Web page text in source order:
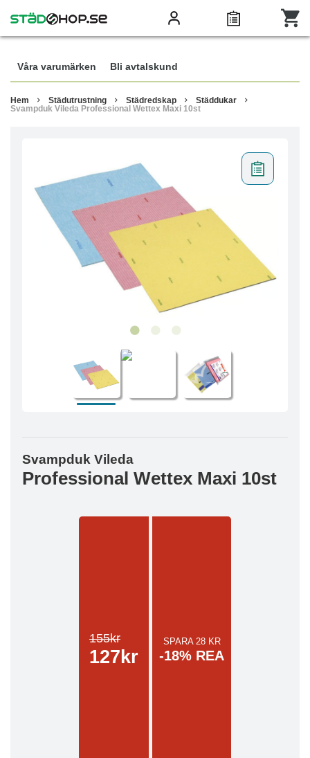
Våra varumärken Bli avtalskund
Hem Städutrustning Städredskap
Städdukar
Svampduk Vileda Professional Wettex Maxi 10st
Svampduk Vileda
Professional Wettex Maxi 10st
155kr
127kr
SPARA 28 KR
-18% REA